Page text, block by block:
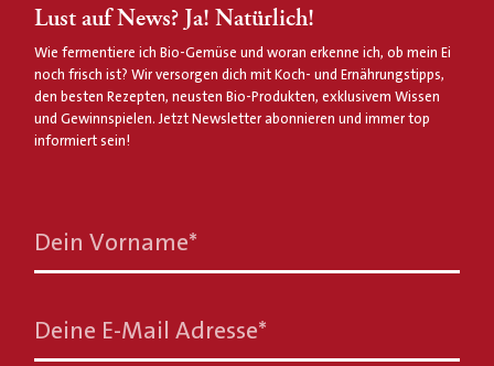
Lust auf News? Ja! Natürlich!
Wie fermentiere ich Bio-Gemüse und woran erkenne ich, ob mein Ei
noch frisch ist? Wir versorgen dich mit Koch- und Ernährungstipps,
den besten Rezepten, neusten Bio-Produkten, exklusivem Wissen
und Gewinnspielen. Jetzt Newsletter abonnieren und immer top
informiert sein!
Dein Vorname*
Deine E-Mail Adresse*